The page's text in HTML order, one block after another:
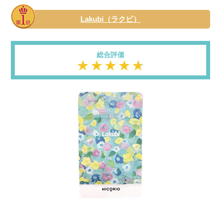
Lakubi（ラクビ）
総合評価